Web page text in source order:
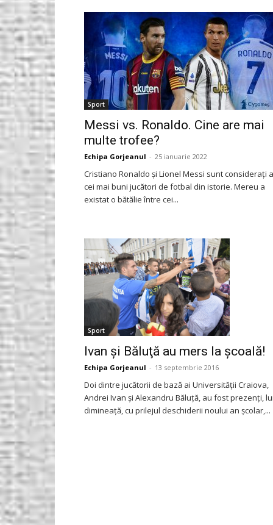
Gorjeanul.ro
Sport
Messi vs. Ronaldo. Cine are mai
multe trofee?
Echipa Gorjeanul - 25 ianuarie 2022
Cristiano Ronaldo și Lionel Messi sunt considerați
cei mai buni jucători de fotbal din istorie. Mereu a
existat o bătălie între cei...
Sport
Ivan şi Băluţă au mers la şcoală!
Echipa Gorjeanul - 13 septembrie 2016
Doi dintre jucătorii de bază ai Universităţii Craiova,
Andrei Ivan şi Alexandru Băluţă, au fost prezenți,
dimineață, cu prilejul deschiderii noului an școlar,...